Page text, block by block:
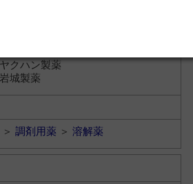
ヤクハン製薬
岩城製薬
＞調剤用薬 ＞溶解薬